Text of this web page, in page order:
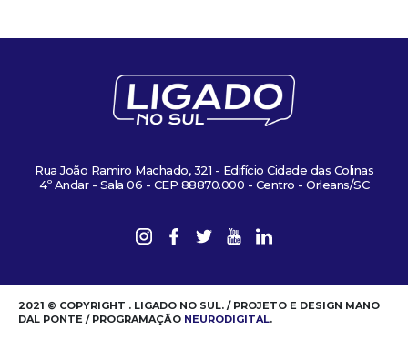
Rua João Ramiro Machado, 321 - Edifício Cidade das Colinas
4º Andar - Sala 06 - CEP 88870.000 - Centro - Orleans/SC
2021 © COPYRIGHT . LIGADO NO SUL. / PROJETO E DESIGN MANO
DAL PONTE / PROGRAMAÇÃO NEURODIGITAL.